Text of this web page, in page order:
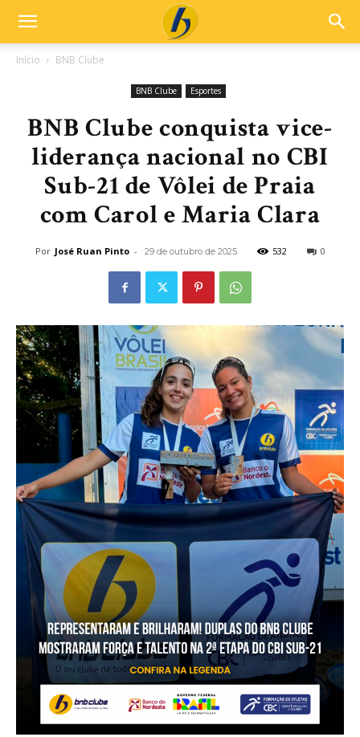
Início BNB Clube
BNB Clube Esportes
BNB Clube conquista vice-
liderança nacional no CBI
Sub-21 de Vôlei de Praia
com Carol e Maria Clara
Por José Ruan Pinto - 29 de outubro de 2025 532 0